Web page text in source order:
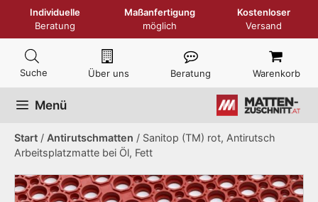
Individuelle
Beratung
Maßanfertigung
möglich
Kostenloser
Versand
Über uns Beratung Warenkorb
Menü
Start / Antirutschmatten / Sanitop (TM) rot, Antirutsch
Arbeitsplatzmatte bei Öl, Fett